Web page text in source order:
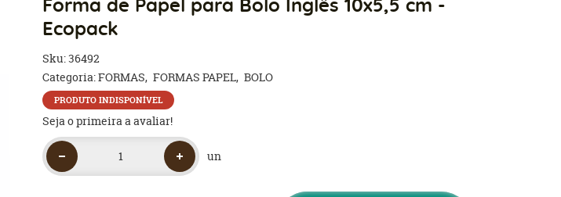
Forma de Papel para Bolo Inglês 10x5,5 cm -
Ecopack
Sku:36492
Categoria:FORMAS FORMAS PAPEL BOLO
PRODUTO INDISPONÍVEL
Seja o primeira a avaliar!
un